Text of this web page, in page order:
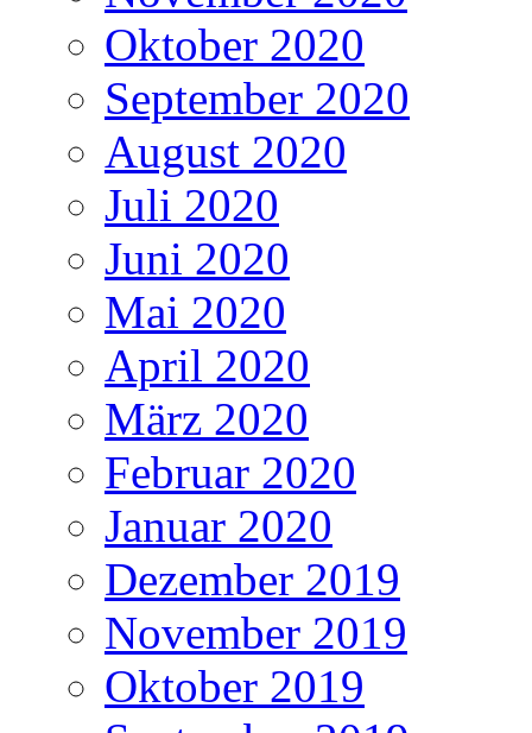
Oktober 2020
September 2020
August 2020
Juli 2020
Juni 2020
Mai 2020
April 2020
März 2020
Februar 2020
Januar 2020
Dezember 2019
November 2019
Oktober 2019